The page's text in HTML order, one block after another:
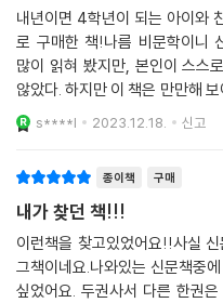
내년이면 4학년이 되는 아이와
로 구매한 책!나름 비문학이니
많이 읽혀 봤지만, 본인이 스스
않았다. 하지만 이 책은 만만해
갖고 한 장 한 장 읽어가는 모습
가 봐도 쉽게 풀리는 글이며 잘
s****l 2023.12.18. 신고
종이책 구매
내가 찾던 책!!!
이런책을 찾고있었어요!!사실
그책이네요.나와있는 신문책중
싶었어요. 두권사서 다른 한권